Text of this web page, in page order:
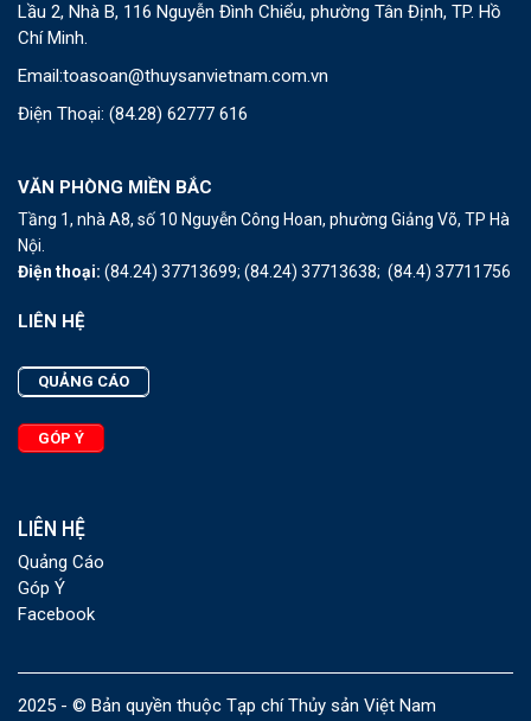
Lầu 2, Nhà B, 116 Nguyễn Đình Chiểu, phường Tân Định, TP. Hồ
Chí Minh.
Email:toasoan@thuysanvietnam.com.vn
Điện Thoại: (84.28) 62777 616
VĂN PHÒNG MIỀN BẮC
Tầng 1, nhà A8, số 10 Nguyễn Công Hoan, phường Giảng Võ, TP Hà
Nội.
Điện thoại: (84.24) 37713699; (84.24) 37713638; (84.4) 37711756
LIÊN HỆ
QUẢNG CÁO
GÓP Ý
LIÊN HỆ
Quảng Cáo
Góp Ý
Facebook
2025 - © Bản quyền thuộc Tạp chí Thủy sản Việt Nam